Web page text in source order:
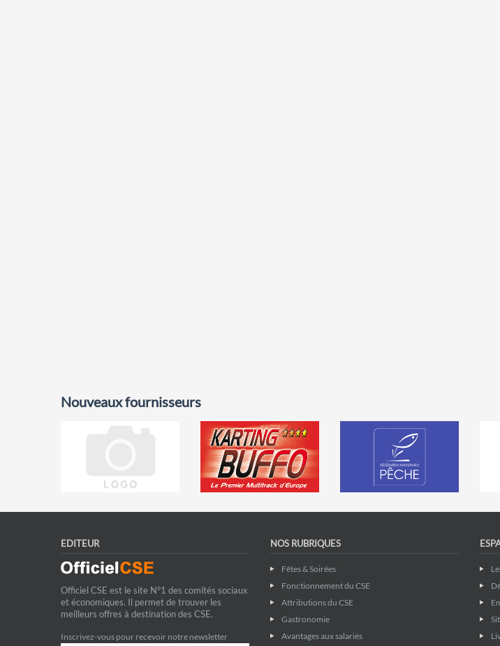
Nouveaux fournisseurs
EDITEUR
Officiel CSE est le site N°1 des comités sociaux
et économiques. Il permet de trouver les
meilleurs offres à destination des CSE.
Inscrivez-vous pour recevoir notre newsletter
NOS RUBRIQUES
Fêtes & Soirées
Fonctionnement du CSE
Attributions du CSE
Gastronomie
Avantages aux salariés